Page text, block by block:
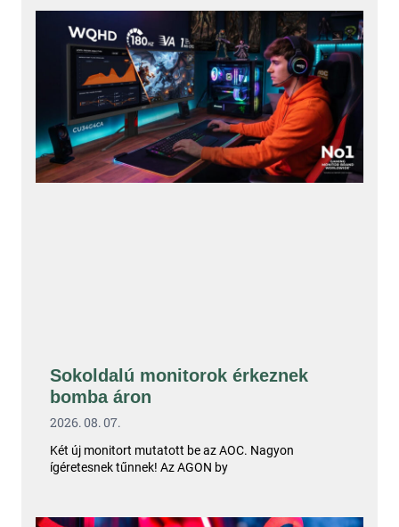
Sokoldalú monitorok érkeznek
bomba áron
2026. 08. 07.
Két új monitort mutatott be az AOC. Nagyon
ígéretesnek tűnnek! Az AGON by